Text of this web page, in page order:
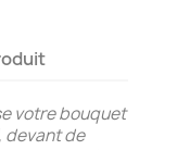
votre bouquet
devant de